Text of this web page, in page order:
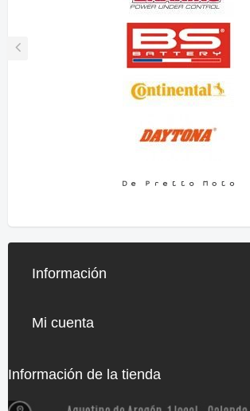
Información
Mi cuenta
Información de la tienda